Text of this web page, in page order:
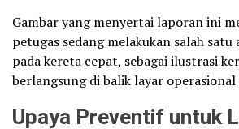
Gambar yang menyertai laporan ini
petugas sedang melakukan salah
pada kereta cepat, sebagai ilustrasi
berlangsung di balik layar
Upaya Preventif untuk